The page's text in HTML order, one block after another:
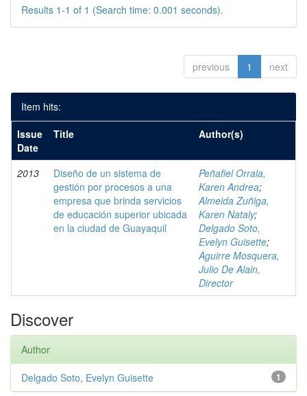
Results 1-1 of 1 (Search time: 0.001 seconds).
previous 1 next
Item hits:
Issue
Date
Title Author(s)
2013
Diseño de un sistema de
gestión por procesos a una
empresa que brinda servicios
de educación superior ubicada
en la ciudad de Guayaquil
Peñafiel Orrala,
Karen Andrea;
Almeida Zuñiga,
Karen Nataly;
Delgado Soto,
Evelyn Guisette;
Aguirre Mosquera,
Julio De Alain,
Director
Discover
Author
1
Delgado Soto, Evelyn Guisette